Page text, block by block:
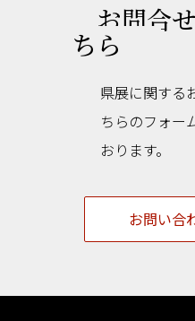
お問合
ちら
県展に関する
ちらのフォー
おります。
お問い合